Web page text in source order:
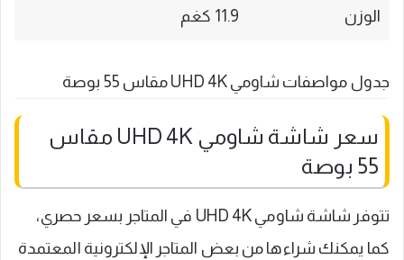
الوزن 11.9 كغم
جدول مواصفات شاومي UHD 4K مقاس 55 بوصة
سعر شاشة شاومي UHD 4K مقاس
55 بوصة
تتوفر شاشة شاومي UHD 4K في المتاجر بسعر حصري،
كما يمكنك شراءها من بعض المتاجر الإلكترونية المعتمدة